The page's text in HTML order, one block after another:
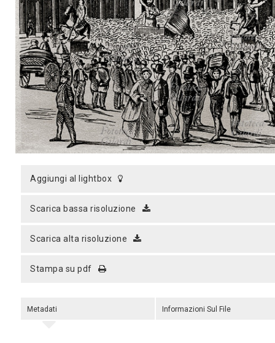
aggiungi al lightbox
scarica bassa risoluzione
scarica alta risoluzione
stampa su pdf
Metadati Informazioni Sul File